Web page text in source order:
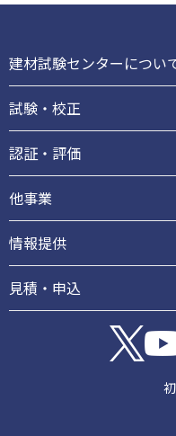
ッ
タ
ー
建材試験センターについ
試験・校正
認証・評価
他事業
情報提供
見積・申込